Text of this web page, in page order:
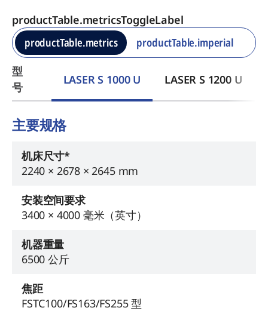
productTable.metricsToggleLabel
productTable.metrics
productTable.imperial
型
号
LASER S 1000 U LASER S 1200 U
主要规格
机床尺寸*
2240 × 2678 × 2645 mm
安装空间要求
3400 × 4000 毫米（英寸）
机器重量
6500 公斤
焦距
FSTC100/FS163/FS255 型